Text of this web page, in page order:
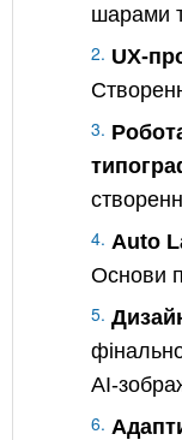
шарами
UX-
Auto
Основи
AI-